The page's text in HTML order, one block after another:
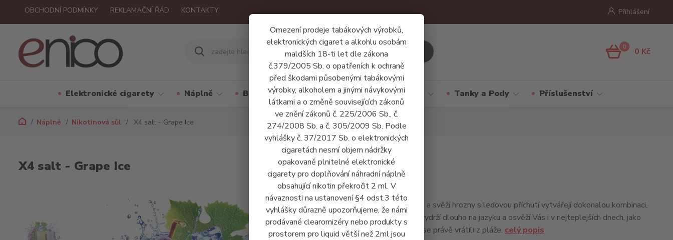
Omezení prodeje tabákových výrobků,
elektronických cigaret a alkohlu osobám
maldších 18-ti let dle zákona
č.379/2005 Sb. o opatřeních k ochraně
před škodami působenými tabákovými
výrobky, alkoholem a jinými návykovými
látkami a o změně souvisejících zákonů
ve znění zákonů č. 225/2006 Sb., č.
274/2008 Sb. a č. 305/2009 Sb. Podle
vyhlášky č. 37/2017 Sb. o elektronických
cigaretách nesmí objem nádržky
opakovaně plnitelné elektronické
cigarety pro doplňování náhradní náplně
obsahující nikotin překročit 2 ml. V
návaznosti na ustanovení §4 odst.3 této
vyhlášky důrazně upozorňujeme, že námi
prodávané clearomizéry nebo produkty s
prostorem pro liquid větší než 2ml jsou
OBCHODNÍ PODMÍNKY REKLAMAČNÍ ŘÁD KONTAKTY Přihlášení
0 0 Kč
Elektronické cigarety Náplně Báze a příchutě Jednorázové cigarety Tanky a Pody Příslušenství
Náplně Nikotinová sůl X4 salt - Grape Ice
X4 salt - Grape Ice
Sladké a svěží hrozny s ledovou příchutí vytvářejí dokonalou kombinaci,
která vydrží dlouho na jazyku a osvěží Vás i v nejteplejších dnech, jako
byste se právě vrátili z pláže. celý popis